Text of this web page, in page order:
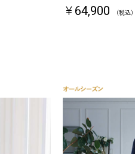
￥64,900 （税込）